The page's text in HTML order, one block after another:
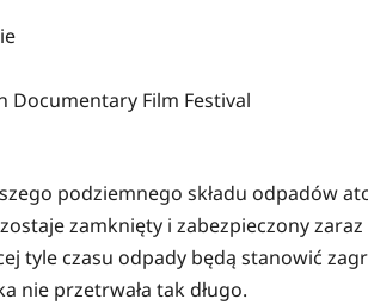
Documentary Film Festival
podziemnego składu odpadów
zamknięty i zabezpieczony zaraz
tyle czasu odpady będą stanowić
nie przetrwała tak długo.